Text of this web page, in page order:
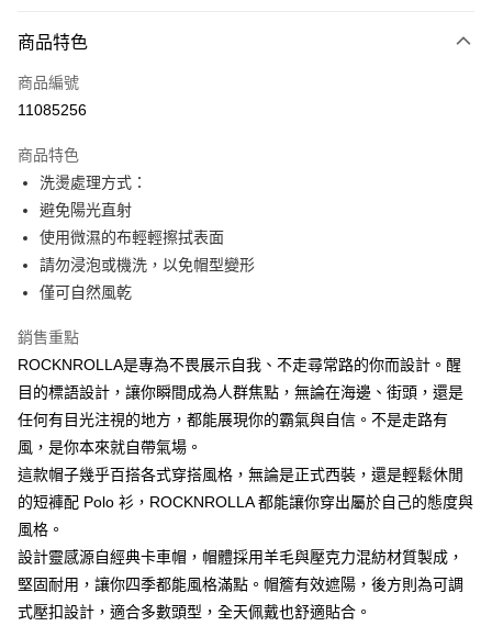
信用卡一次付款
信用卡分期付款
合作金庫商業銀行
華南商業銀行
上海商業儲蓄銀行
國泰世華商業銀行
臺灣中小企業銀行
匯豐（台灣）商業銀行
聯邦商業銀行
元大商業銀行
台新國際商業銀行
中國信託商業銀行
台灣樂天信用卡公司
6 期 0 利率 每期
華南商業銀行
上海商業儲蓄銀行
國泰世華商業銀行
臺灣中小企業銀行
聯邦商業銀行
元大商業銀行
永豐商業銀行
玉山商業銀行
星展（台灣）商業銀行
台灣樂天信用卡公司
LINE Pay
Apple Pay
ATM付款
運送方式
付款後全家取貨
每筆NT$80，滿NT$1,000(含以上)免運費
付款後7-11取貨
每筆NT$80，滿NT$1,000(含以上)免運費
每筆NT$120，滿NT$1,000(含以上)免運費
黑貓宅配(離島)
每筆NT$250，滿NT$2,000(含以上)免運費
商品特色
商品編號
11085256
商品特色
洗燙處理方式：
避免陽光直射
使用微濕的布輕輕擦拭表面
請勿浸泡或機洗，以免帽型變形
僅可自然風乾
銷售重點
ROCKNROLLA是專為不畏展示自我、不走尋常路的你而設計。醒
目的標語設計，讓你瞬間成為人群焦點，無論在海邊、街頭，還是
任何有目光注視的地方，都能展現你的霸氣與自信。不是走路有
風，是你本來就自帶氣場。
這款帽子幾乎百搭各式穿搭風格，無論是正式西裝，還是輕鬆休閒
的短褲配 Polo 衫，ROCKNROLLA 都能讓你穿出屬於自己的態度與
風格。
設計靈感源自經典卡車帽，帽體採用羊毛與壓克力混紡材質製成，
堅固耐用，讓你四季都能風格滿點。帽簷有效遮陽，後方則為可調
式壓扣設計，適合多數頭型，全天佩戴也舒適貼合。